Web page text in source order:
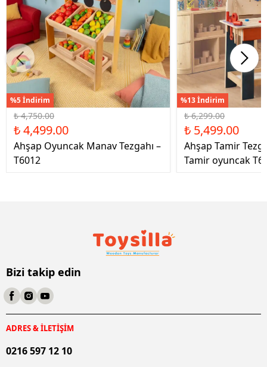
%5 İndirim
₺ 4,750.00
₺ 4,499.00
Ahşap Oyuncak Manav Tezgahı –
T6012
%13 İndirim
₺ 6,299.00
₺ 5,499.00
Ahşap Tamir
Tamir oyuncak
Bizi takip edin
ADRES & İLETİŞİM
0216 597 12 10